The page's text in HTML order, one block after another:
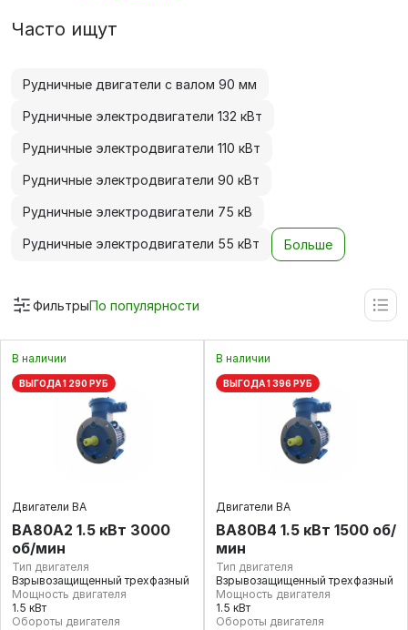
Часто ищут
Рудничные двигатели с валом 90 мм
Рудничные электродвигатели 132 кВт
Рудничные электродвигатели 110 кВт
Рудничные электродвигатели 90 кВт
Рудничные электродвигатели 75 кВ
Рудничные электродвигатели 55 кВт Больше
ФильтрыПо популярности
В наличии
ВЫГОДА 1 290 РУБ
Двигатели ВА
ВА80А2 1.5 кВт 3000
об/мин
Тип двигателя
Взрывозащищенный трехфазный
Мощность двигателя
1.5 кВт
Обороты двигателя
В наличии
ВЫГОДА 1 396 РУБ
Двигатели ВА
ВА80В4 1.5 кВт 1500 об/
мин
Тип двигателя
Взрывозащищенный трехфазный
Мощность двигателя
1.5 кВт
Обороты двигателя